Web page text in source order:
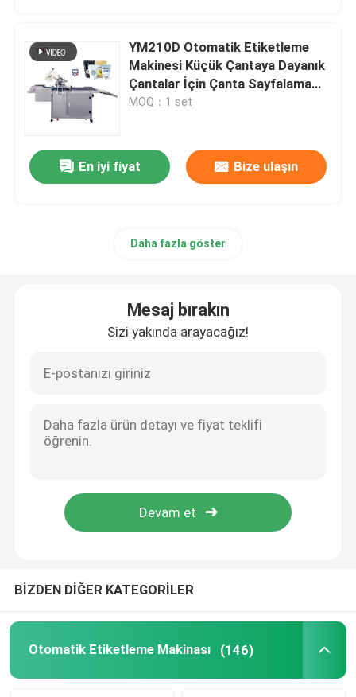
Ev
Ürün:% s
YM210D Otomatik Etiketleme
Makinesi Küçük Çantaya Dayanık
Çantalar İçin Çanta Sayfalama
Fonksiyonu
MOQ：1 set
En iyi fiyat Bize ulaşın
Daha fazla göster
Mesaj bırakın
Sizi yakında arayacağız!
BİZDEN DİĞER KATEGORİLER
Otomatik Etiketleme Makinası (146)